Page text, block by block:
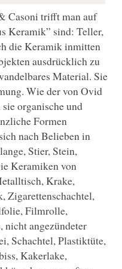
Casoni trifft man auf
Keramik” sind: Teller,
die Keramik inmitten
ausdrücklich zu
Material. Sie
Wie der von Ovid
organische und
Formen
nach Belieben in
Stier, Stein,
Keramiken von
Krake,
Zigarettenschachtel,
Filmrolle,
nicht angezündeter
Schachtel, Plastiktüte,
Kakerlake,